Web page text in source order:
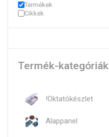
Termékek
Cikkek
Termék-kategóriák
!Oktatókészlet
Alappanel